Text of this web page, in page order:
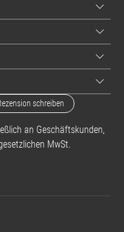
schreiben
an Geschäftskunden,
MwSt.